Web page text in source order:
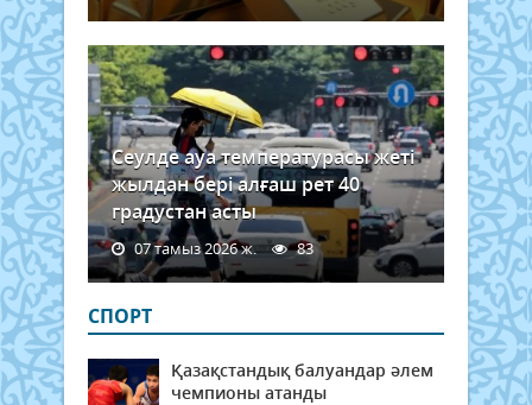
екі
Сеулде ауа температурасы жеті
жылдан бері алғаш рет 40
градустан асты
07 тамыз 2026 ж. 83
СПОРТ
Қазақстандық балуандар әлем
чемпионы атанды